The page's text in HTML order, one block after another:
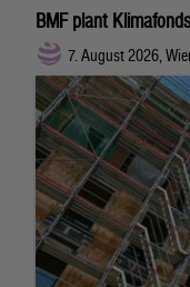
BMF plant
7. August 2026,